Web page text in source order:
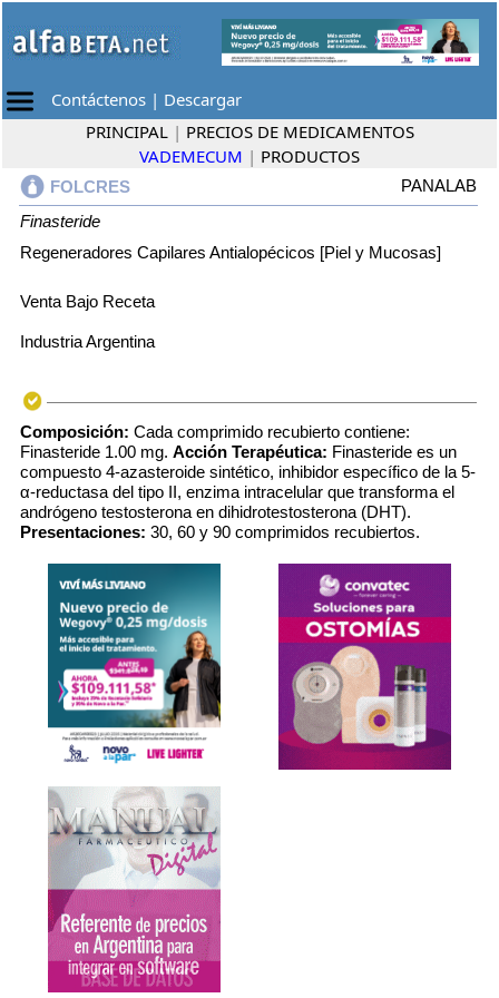
Contáctenos | Descargar
PRINCIPAL | PRECIOS DE MEDICAMENTOS
VADEMECUM | PRODUCTOS
FOLCRES
PANALAB
Finasteride
Regeneradores Capilares Antialopécicos [Piel y Mucosas]
Venta Bajo Receta
Industria Argentina
Composición: Cada comprimido recubierto contiene:
Finasteride 1.00 mg. Acción Terapéutica: Finasteride es un
compuesto 4-azasteroide sintético, inhibidor específico de la 5-
α-reductasa del tipo II, enzima intracelular que transforma el
andrógeno testosterona en dihidrotestosterona (DHT).
Presentaciones: 30, 60 y 90 comprimidos recubiertos.